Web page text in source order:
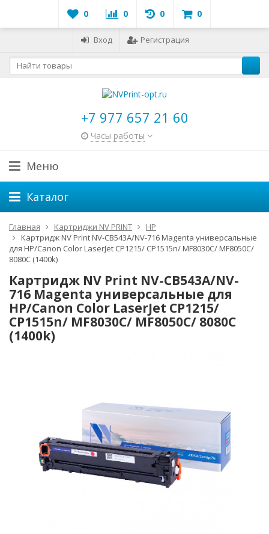
0 0 0 0
Вход Регистрация
+7 977 657 21 60
Часы работы
Меню
Каталог
Главная Картриджи NV PRINT
HP
Картридж NV Print NV-CB543A/NV-716 Magenta универсальные
для HP/Canon Color LaserJet CP1215/ CP1515n/ MF8030C/ MF8050C/
8080C (1400k)
Картридж NV Print NV-CB543A/NV-
716 Magenta универсальные для
HP/Canon Color LaserJet CP1215/
CP1515n/ MF8030C/ MF8050C/ 8080C
(1400k)